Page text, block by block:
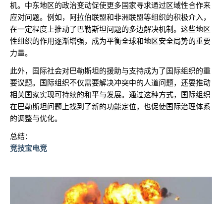
机。中东地区的政治变动促使更多国家寻求通过区域性合作来
应对问题。例如，阿拉伯联盟和非洲联盟等组织的积极介入，
在一定程度上推动了巴勒斯坦问题的多边解决机制。这些地区
性组织的作用逐渐增强，成为平衡全球和地区安全局势的重要
力量。
此外，国际社会对巴勒斯坦的援助与支持成为了国际组织的重
要议题。国际组织不仅需要解决冲突中的人道问题，还要推动
相关国家实现可持续的和平与发展。通过这种方式，国际组织
在巴勒斯坦问题上找到了新的功能定位，也促使国际治理体系
的调整与优化。
总结：
竞技宝电竞